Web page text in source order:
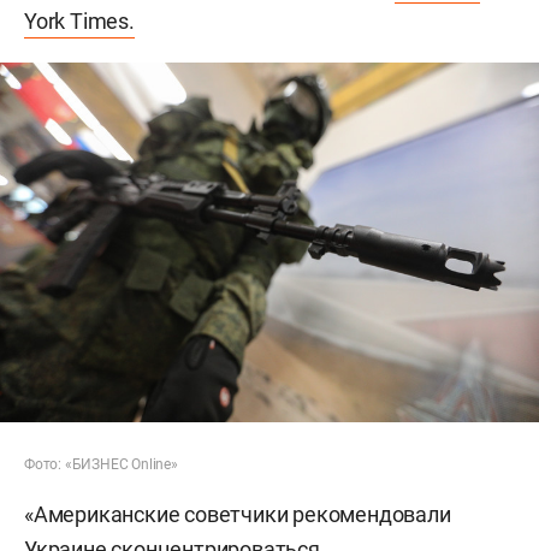
York Times.
Фото: «БИЗНЕС Online»
«Американские советчики рекомендовали